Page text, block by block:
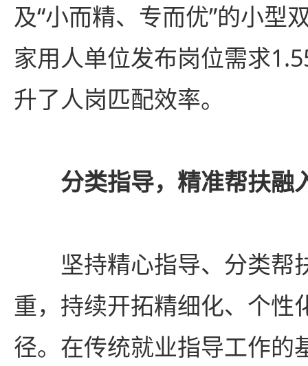
及“小而精、专而优”的小型
家用人单位发布岗位需求
升了人岗匹配效率。
分类指导，精准帮扶融
坚持精心指导、分类帮
重，持续开拓精细化、个性
径。在传统就业指导工作的